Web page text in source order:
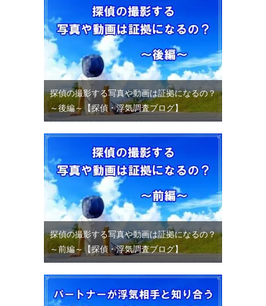
探偵の撮影する写真や動画は証拠になるの？
～後編～【探偵・浮気調査ブログ】
探偵の撮影する写真や動画は証拠になるの？
～前編～【探偵・浮気調査ブログ】